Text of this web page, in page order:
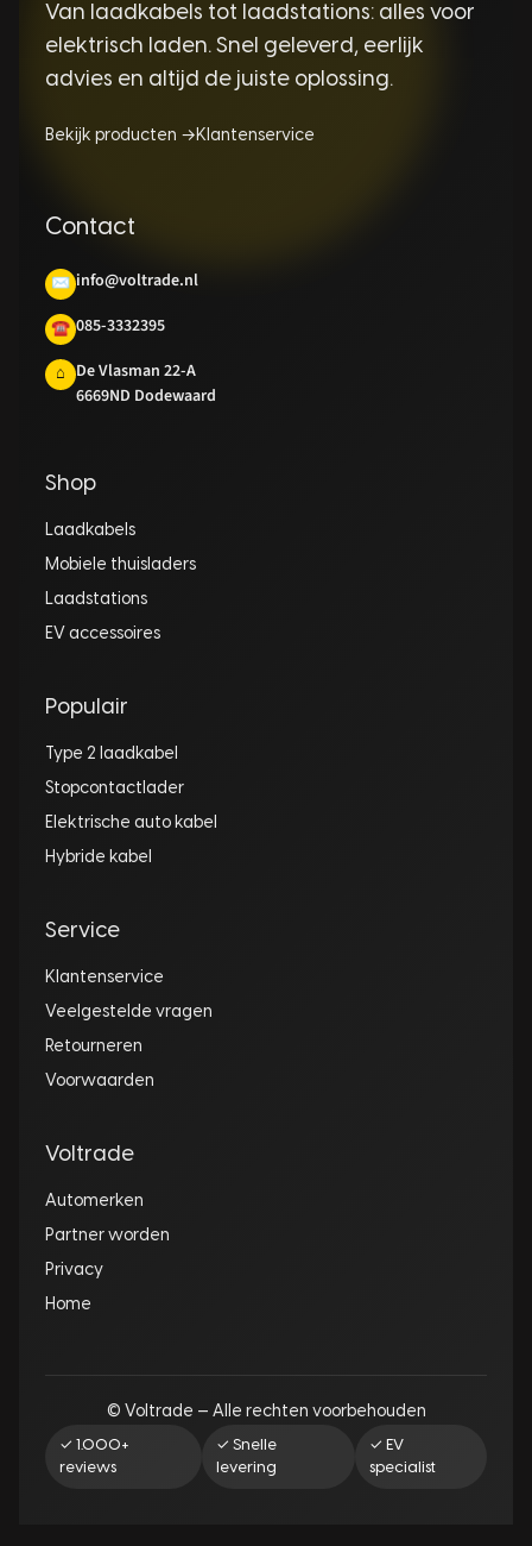
Van laadkabels tot laadstations: alles voor
elektrisch laden. Snel geleverd, eerlijk
advies en altijd de juiste oplossing.
Bekijk producten → Klantenservice
Contact
✉ info@voltrade.nl
☎ 085-3332395
⌂
De Vlasman 22-A
6669ND Dodewaard
Shop
Laadkabels
Mobiele thuisladers
Laadstations
EV accessoires
Populair
Type 2 laadkabel
Stopcontactlader
Elektrische auto kabel
Hybride kabel
Service
Klantenservice
Veelgestelde vragen
Retourneren
Voorwaarden
Voltrade
Automerken
Partner worden
Privacy
Home
© Voltrade — Alle rechten voorbehouden
✓ 1.000+
reviews
✓ Snelle
levering
✓ EV
specialist